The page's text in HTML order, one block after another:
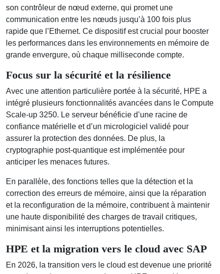
son contrôleur de nœud externe, qui promet une
communication entre les nœuds jusqu’à 100 fois plus
rapide que l’Ethernet. Ce dispositif est crucial pour booster
les performances dans les environnements en mémoire de
grande envergure, où chaque milliseconde compte.
Focus sur la sécurité et la résilience
Avec une attention particulière portée à la sécurité, HPE a
intégré plusieurs fonctionnalités avancées dans le Compute
Scale-up 3250. Le serveur bénéficie d’une racine de
confiance matérielle et d’un micrologiciel validé pour
assurer la protection des données. De plus, la
cryptographie post-quantique est implémentée pour
anticiper les menaces futures.
En parallèle, des fonctions telles que la détection et la
correction des erreurs de mémoire, ainsi que la réparation
et la reconfiguration de la mémoire, contribuent à maintenir
une haute disponibilité des charges de travail critiques,
minimisant ainsi les interruptions potentielles.
HPE et la migration vers le cloud avec SAP
En 2026, la transition vers le cloud est devenue une priorité